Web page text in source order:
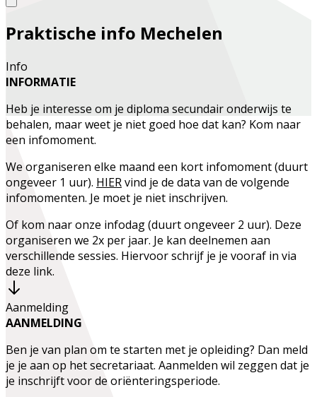
Praktische info Mechelen
Info
INFORMATIE
Heb je interesse om je diploma secundair onderwijs te
behalen, maar weet je niet goed hoe dat kan? Kom naar
een infomoment.
We organiseren elke maand een kort infomoment (duurt
ongeveer 1 uur). HIERvind je de data van de volgende
infomomenten. Je moet je niet inschrijven.
Of kom naar onze infodag (duurt ongeveer 2 uur). Deze
organiseren we 2x per jaar. Je kan deelnemen aan
verschillende sessies. Hiervoor schrijf je je vooraf in via
deze link.
Aanmelding
AANMELDING
Ben je van plan om te starten met je opleiding? Dan meld
je je aan op het secretariaat. Aanmelden wil zeggen dat je
je inschrijft voor de oriënteringsperiode.